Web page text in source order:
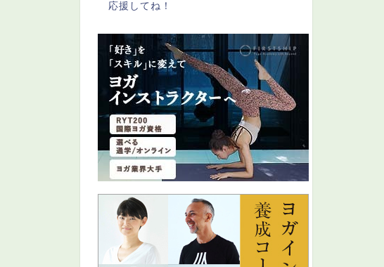
応援してね！